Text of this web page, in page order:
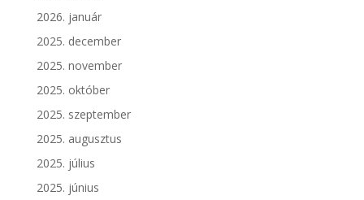
2026. január
2025. december
2025. november
2025. október
2025. szeptember
2025. augusztus
2025. július
2025. június